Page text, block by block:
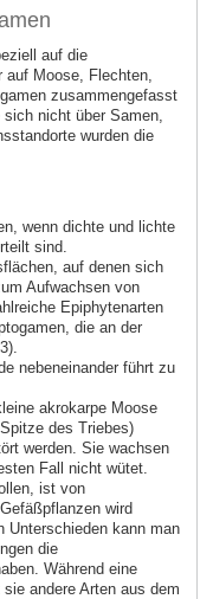
auf die
auf Moose, Flechten,
zusammengefasst
nicht über Samen,
wurden die
wenn dichte und lichte
sind.
auf denen sich
Aufwachsen von
Epiphytenarten
die an der
nebeneinander führt zu
akrokarpe Moose
des Triebes)
werden. Sie wachsen
Fall nicht wütet.
ist von
wird
Unterschieden kann man
die
Während eine
andere Arten aus dem